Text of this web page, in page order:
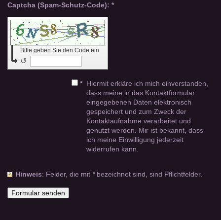
Captcha (Spam-Schutz-Code): *
Bitte geben Sie den Code ein
↺
* Hiermit erkläre ich mich einverstanden,
dass meine in das Kontaktformular
eingegebenen Daten elektronisch
gespeichert und zum Zweck der
Kontaktaufnahme verarbeitet und
genutzt werden. Mir ist bekannt, dass
ich meine Einwilligung jederzeit
widerrufen kann.
Hinweis : Felder, die mit *bezeichnet sind, sind Pflichtfelder.